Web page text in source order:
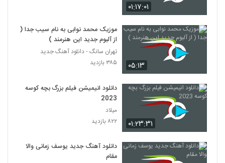
۰۱:۱۷:۰۱
۰۵:۱۳
موزیک محمد نوابی به نام سیب جدا (
از آلبوم جدید این هنرمند )
تهران سانگ - دانلود آهنگ جدید
۳۸۵ بازدید
۰۱:۲۳:۳۱
دانلود انیمیشن فیلم بزرگ بچه‌ کوسه
2023
میلاد
۸۲۲ بازدید
دانلود آهنگ جدید یوسف زمانی والا
مقام